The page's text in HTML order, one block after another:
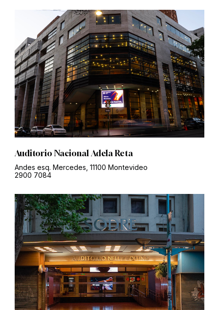
Auditorio Nacional Adela Reta
Andes esq. Mercedes, 11100 Montevideo
2900 7084